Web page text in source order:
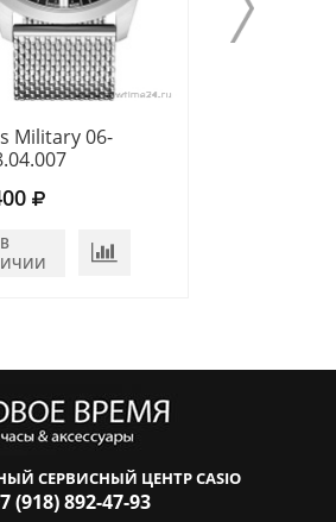
Military 06-
СЕРВИСНЫЙ ЦЕНТР CASIO
(918) 892-47-93